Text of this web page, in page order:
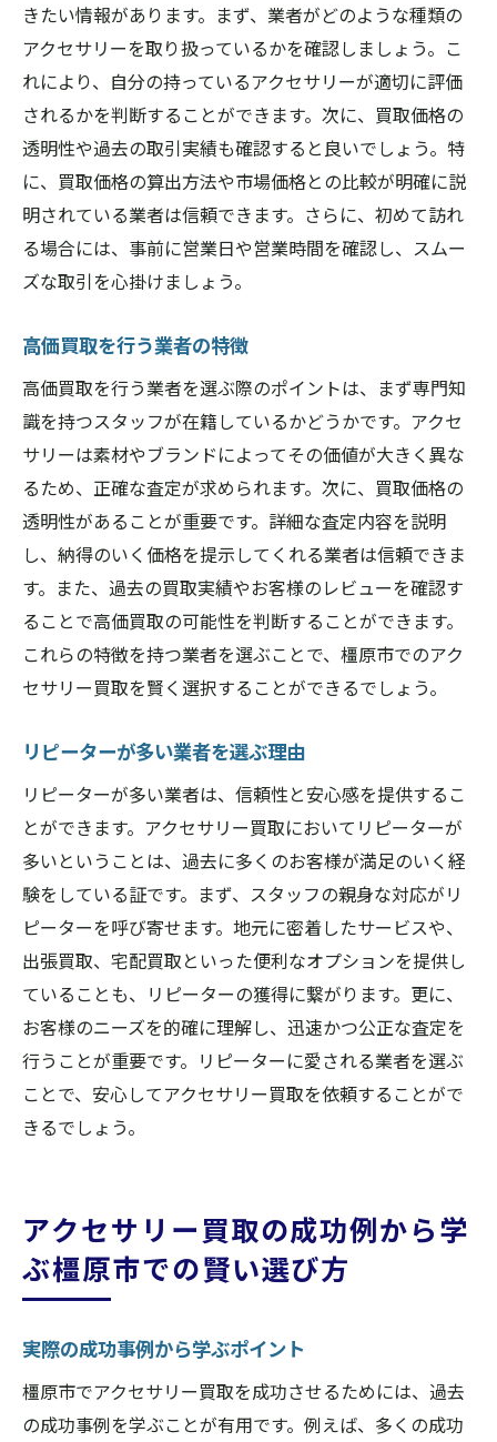
きたい情報があります。まず、業者がどのような種類の
アクセサリーを取り扱っているかを確認しましょう。こ
れにより、自分の持っているアクセサリーが適切に評価
されるかを判断することができます。次に、買取価格の
透明性や過去の取引実績も確認すると良いでしょう。特
に、買取価格の算出方法や市場価格との比較が明確に説
明されている業者は信頼できます。さらに、初めて訪れ
る場合には、事前に営業日や営業時間を確認し、スムー
ズな取引を心掛けましょう。
高価買取を行う業者の特徴
高価買取を行う業者を選ぶ際のポイントは、まず専門知
識を持つスタッフが在籍しているかどうかです。アクセ
サリーは素材やブランドによってその価値が大きく異な
るため、正確な査定が求められます。次に、買取価格の
透明性があることが重要です。詳細な査定内容を説明
し、納得のいく価格を提示してくれる業者は信頼できま
す。また、過去の買取実績やお客様のレビューを確認す
ることで高価買取の可能性を判断することができます。
これらの特徴を持つ業者を選ぶことで、橿原市でのアク
セサリー買取を賢く選択することができるでしょう。
リピーターが多い業者を選ぶ理由
リピーターが多い業者は、信頼性と安心感を提供するこ
とができます。アクセサリー買取においてリピーターが
多いということは、過去に多くのお客様が満足のいく経
験をしている証です。まず、スタッフの親身な対応がリ
ピーターを呼び寄せます。地元に密着したサービスや、
出張買取、宅配買取といった便利なオプションを提供し
ていることも、リピーターの獲得に繋がります。更に、
お客様のニーズを的確に理解し、迅速かつ公正な査定を
行うことが重要です。リピーターに愛される業者を選ぶ
ことで、安心してアクセサリー買取を依頼することがで
きるでしょう。
アクセサリー買取の成功例から学
ぶ橿原市での賢い選び方
実際の成功事例から学ぶポイント
橿原市でアクセサリー買取を成功させるためには、過去
の成功事例を学ぶことが有用です。例えば、多くの成功